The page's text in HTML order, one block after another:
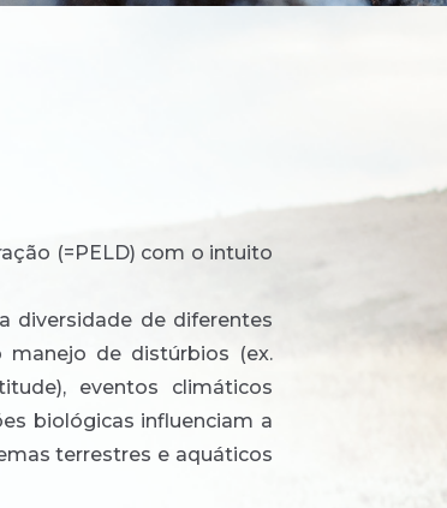
(=PELD) com o intuito
diversidade de diferentes
de distúrbios (ex.
eventos climáticos
biológicas influenciam a
terrestres e aquáticos